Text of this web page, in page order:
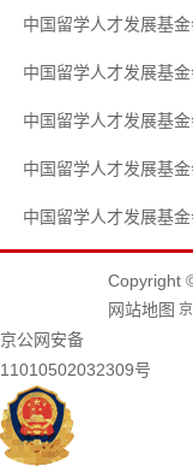
中国留学人才发展基
中国留学人才发展基
中国留学人才发展基
中国留学人才发展基
中国留学人才发展基
Copyright
网站地图
京公网安备
11010502032309号